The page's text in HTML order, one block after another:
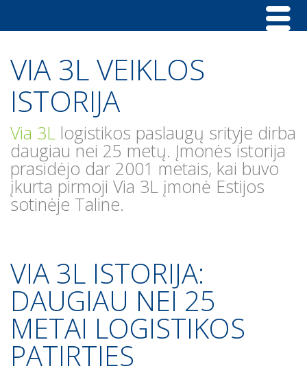
VIA 3L VEIKLOS
ISTORIJA
Via 3L logistikos paslaugų srityje dirba
daugiau nei 25 metų. Įmonės istorija
prasidėjo dar 2001 metais, kai buvo
įkurta pirmoji Via 3L įmonė Estijos
sotinėje Taline.
VIA 3L ISTORIJA:
DAUGIAU NEI 25
METAI LOGISTIKOS
PATIRTIES